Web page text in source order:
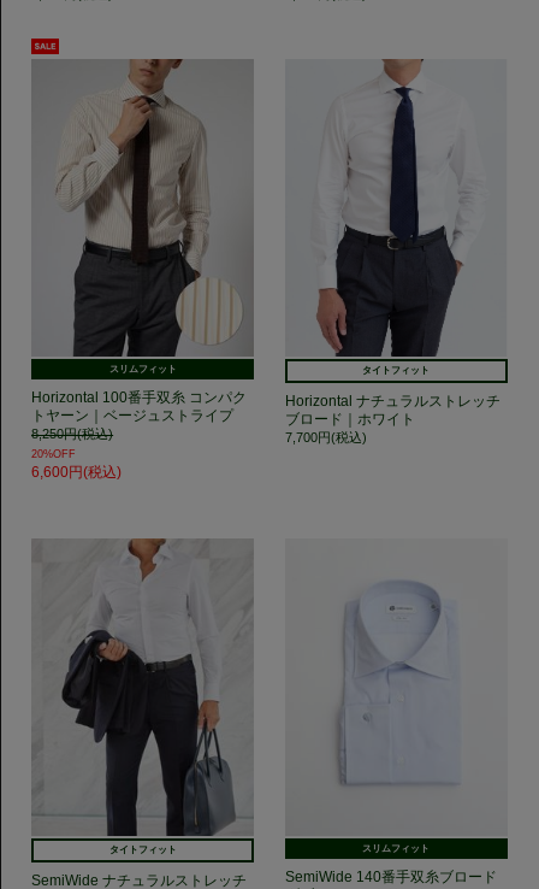
スリムフィット
Horizontal 100番手双糸 コンパク
トヤーン｜ベージュストライプ
8,250円(税込)
20%OFF
6,600円(税込)
タイトフィット
Horizontal ナチュラルストレッチ
ブロード｜ホワイト
7,700円(税込)
タイトフィット
SemiWide ナチュラルストレッチ
スリムフィット
SemiWide 140番手双糸ブロード